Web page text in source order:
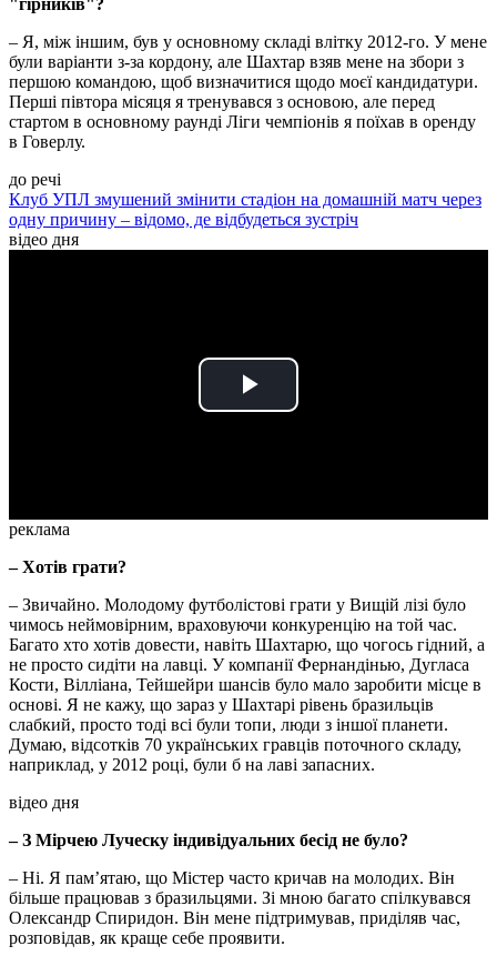
"гірників"?
– Я, між іншим, був у основному складі влітку 2012-го. У мене
були варіанти з-за кордону, але Шахтар взяв мене на збори з
першою командою, щоб визначитися щодо моєї кандидатури.
Перші півтора місяця я тренувався з основою, але перед
стартом в основному раунді Ліги чемпіонів я поїхав в оренду
в Говерлу.
до речі
Клуб УПЛ змушений змінити стадіон на домашній матч через
одну причину – відомо, де відбудеться зустріч
відео дня
Play
реклама
– Хотів грати?
– Звичайно. Молодому футболістові грати у Вищій лізі було
чимось неймовірним, враховуючи конкуренцію на той час.
Багато хто хотів довести, навіть Шахтарю, що чогось гідний, а
не просто сидіти на лавці. У компанії Фернандінью, Дугласа
Кости, Вілліана, Тейшейри шансів було мало заробити місце в
основі. Я не кажу, що зараз у Шахтарі рівень бразильців
слабкий, просто тоді всі були топи, люди з іншої планети.
Думаю, відсотків 70 українських гравців поточного складу,
наприклад, у 2012 році, були б на лаві запасних.
відео дня
– З Мірчею Луческу індивідуальних бесід не було?
– Ні. Я пам’ятаю, що Містер часто кричав на молодих. Він
більше працював з бразильцями. Зі мною багато спілкувався
Олександр Спиридон. Він мене підтримував, приділяв час,
розповідав, як краще себе проявити.